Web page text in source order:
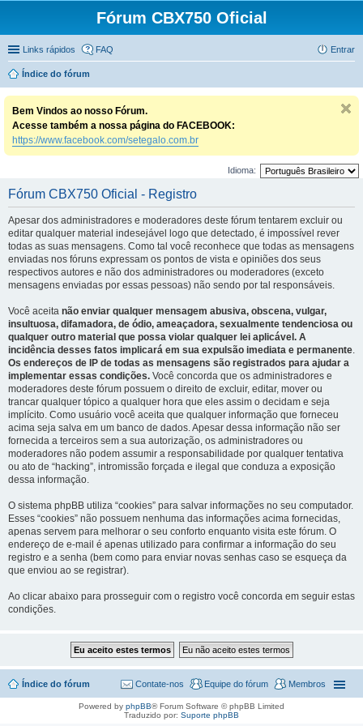
Fórum CBX750 Oficial
Links rápidos FAQ Entrar
Índice do fórum
Bem Vindos ao nosso Fórum.
Acesse também a nossa página do FACEBOOK:
https://www.facebook.com/setegalo.com.br
Idioma:
Fórum CBX750 Oficial - Registro
Apesar dos administradores e moderadores deste fórum tentarem excluir ou
editar qualquer material indesejável logo que detectado, é impossível rever
todas as suas mensagens. Como tal você reconhece que todas as mensagens
enviadas nos fóruns expressam os pontos de vista e opiniões dos seus
respectivos autores e não dos administradores ou moderadores (exceto
mensagens enviadas por essas pessoas) não sendo por tal responsáveis.
Você aceita não enviar qualquer mensagem abusiva, obscena, vulgar,
insultuosa, difamadora, de ódio, ameaçadora, sexualmente tendenciosa ou
qualquer outro material que possa violar qualquer lei aplicável. A
incidência desses fatos implicará em sua expulsão imediata e permanente.
Os endereços de IP de todas as mensagens são registrados para ajudar a
implementar essas condições. Você concorda que os administradores e
moderadores deste fórum possuem o direito de excluir, editar, mover ou
trancar qualquer tópico a qualquer hora que eles assim o decidam e seja
implícito. Como usuário você aceita que qualquer informação que forneceu
acima seja salva em um banco de dados. Apesar dessa informação não ser
fornecida a terceiros sem a sua autorização, os administradores ou
moderadores não podem assumir a responsabilidade por qualquer tentativa
ou ato de “hacking”, intromissão forçada e ilegal que conduza a exposição
dessa informação.
O sistema phpBB utiliza “cookies” para salvar informações no seu computador.
Esses “cookies” não possuem nenhuma das informações acima fornecidas,
apenas servem para melhorar o seu conforto enquanto visita este fórum. O
endereço de e-mail é apenas utilizado para confirmar a informação do seu
registro e a senha (bem como para enviar novas senhas caso se esqueça da
que enviou ao se registrar).
Ao clicar abaixo para prosseguir com o registro você concorda em seguir estas
condições.
Índice do fórum Membros
Equipe do fórum
Contate-nos
Powered by phpBB® Forum Software © phpBB Limited
Traduzido por: Suporte phpBB